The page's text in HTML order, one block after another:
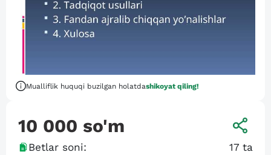
Mualliflik huquqi buzilgan holatdashikoyat qiling!
10 000 so'm
Betlar soni: 17 ta